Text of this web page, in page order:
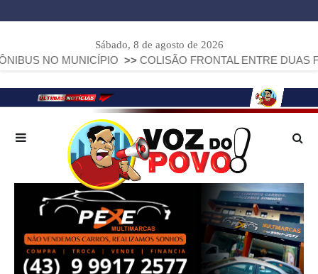
Sábado, 8 de agosto de 2026
>> COLISÃO FRONTAL ENTRE DUAS FIAT